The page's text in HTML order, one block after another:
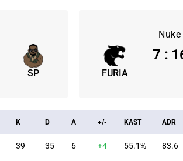
SP
Nuke
FURIA
7 :
K D A +/- KAST ADR
39 35 6 +4 55.1% 83.6